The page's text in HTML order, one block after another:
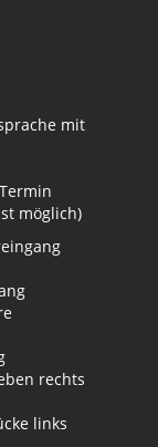
mit
möglich)
rechts
links